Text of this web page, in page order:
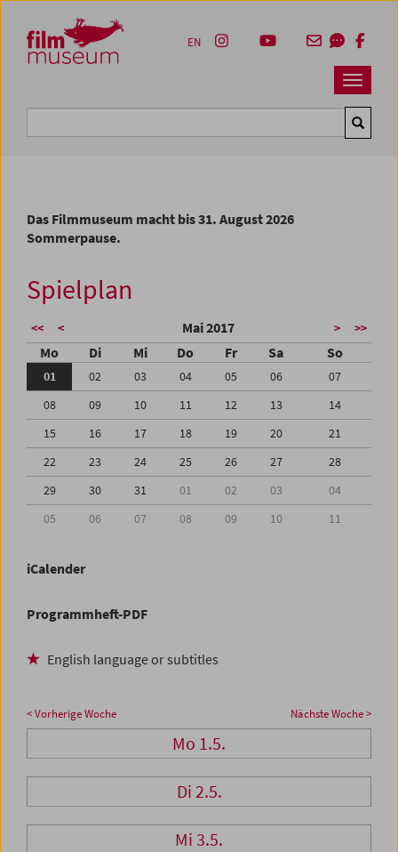
Zum Inhalt
Zum Hauptmenü
Zur Servicenavigation
Zum Suche
Navbar
EN
Das Filmmuseum macht bis 31. August 2026
Sommerpause.
Spielplan
<< < Mai 2017 > >>
Mo Di Mi Do Fr Sa So
01 02 03 04 05 06
07
08
09 10 11 12 13
14
15
16 17 18 19 20
21
22
23 24 25 26 27
28
29
30 31 01 02 03
04
05
06 07 08 09 10 11
iCalender
Programmheft-PDF
English language or subtitles
< Vorherige Woche Nächste Woche >
Mo 1.5.
Di 2.5.
Mi 3.5.